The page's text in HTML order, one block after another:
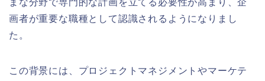
画者が重要な職種として認識されるようになりまし
た。
この背景には、プロジェクトマネジメントやマーケテ